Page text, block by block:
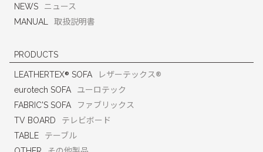
NEWS
ニュース
MANUAL
取扱説明書
PRODUCTS
LEATHERTEX® SOFA レザーテックス®
eurotech SOFA
ユーロテック
FABRIC'S SOFA
ファブリックス
TV BOARD
テレビボード
TABLE
テーブル